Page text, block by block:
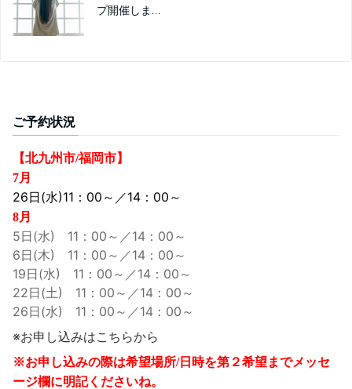
プ開催しま...
ご予約状況
【北九州市/福岡市】
7月
26日(水)11：00～／14：00～
8月
5日(水) 11：00～／14：00～
6日(木) 11：00～／14：00～
19日(水) 11：00～／14：00～
22日(土) 11：00～／14：00～
26日(水) 11：00～／14：00～
※お申し込みはこちらから
※お申し込みの際は希望場所/日時を第２希望までメッセ
ージ欄に明記くださいね。